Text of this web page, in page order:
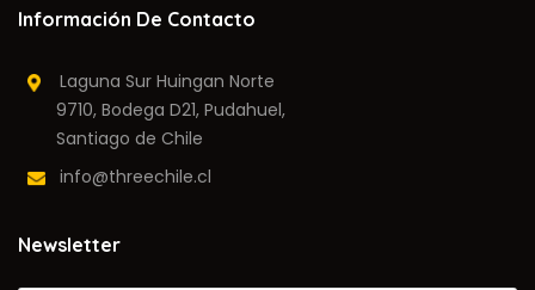
Información De Contacto
Laguna Sur Huingan Norte
9710, Bodega D21, Pudahuel,
Santiago de Chile
info@threechile.cl
Newsletter